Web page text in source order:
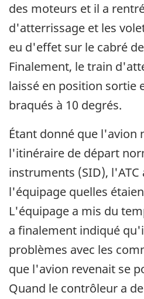
des moteurs et il a
d'atterrissage et les
eu d'effet sur le cabré
Finalement, le train
laissé en position sortie
braqués à 10 degrés.
Étant donné que l'avion
l'itinéraire de départ
instruments (SID), l'ATC
l'équipage quelles
L'équipage a mis du
a finalement indiqué
problèmes avec les
que l'avion revenait se
Quand le contrôleur a